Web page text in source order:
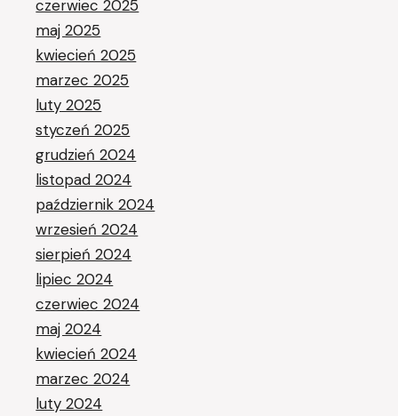
czerwiec 2025
maj 2025
kwiecień 2025
marzec 2025
luty 2025
styczeń 2025
grudzień 2024
listopad 2024
październik 2024
wrzesień 2024
sierpień 2024
lipiec 2024
czerwiec 2024
maj 2024
kwiecień 2024
marzec 2024
luty 2024